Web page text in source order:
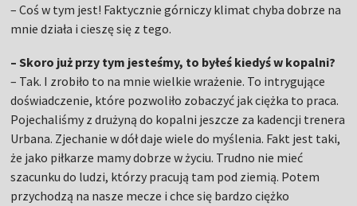
– Coś w tym jest! Faktycznie górniczy klimat chyba dobrze na
mnie działa i cieszę się z tego.
– Skoro już przy tym jesteśmy, to byłeś kiedyś w kopalni?
– Tak. I zrobiło to na mnie wielkie wrażenie. To intrygujące
doświadczenie, które pozwoliło zobaczyć jak ciężka to praca.
Pojechaliśmy z drużyną do kopalni jeszcze za kadencji trenera
Urbana. Zjechanie w dół daje wiele do myślenia. Fakt jest taki,
że jako piłkarze mamy dobrze w życiu. Trudno nie mieć
szacunku do ludzi, którzy pracują tam pod ziemią. Potem
przychodzą na nasze mecze i chce się bardzo ciężko